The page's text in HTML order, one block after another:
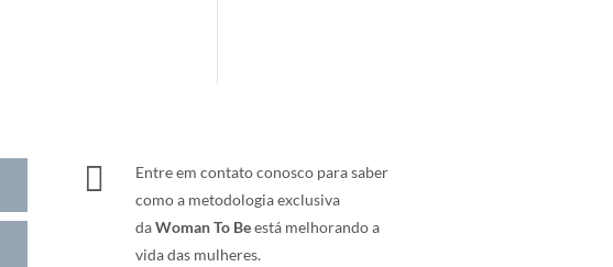

Entre em contato conosco para saber
como a metodologia exclusiva
daWoman To Beestá melhorando a
vida das mulheres.